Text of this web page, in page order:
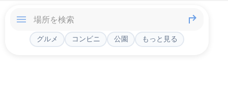
グルメ コンビニ 公園 もっと見る